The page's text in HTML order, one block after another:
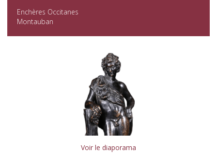
Enchères Occitanes
Montauban
Voir le diaporama